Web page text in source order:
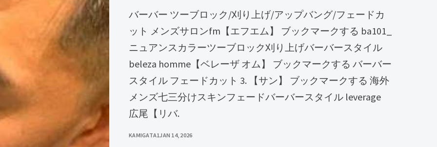
バーバー ツーブロック/刈り上げ/アップバング/フェードカ
ット メンズサロンfm【エフエム】 ブックマークする ba101_
ニュアンスカラーツーブロック刈り上げバーバースタイル
beleza homme【ベレーザ オム】 ブックマークする バーバー
スタイル フェードカット 3. 【サン】 ブックマークする 海外
メンズ七三分けスキンフェードバーバースタイル leverage
広尾【リバ.
KAMIGATA1JAN 14, 2026